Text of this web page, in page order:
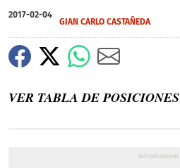
2017-02-04
GIAN CARLO CASTAÑEDA
VER TABLA DE POSICIONES